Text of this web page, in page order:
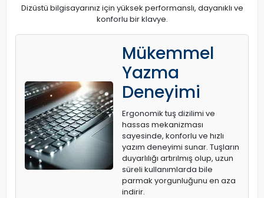
Dizüstü bilgisayarınız için yüksek performanslı, dayanıklı ve
konforlu bir klavye.
Mükemmel
Yazma
Deneyimi
Ergonomik tuş dizilimi ve
hassas mekanizması
sayesinde, konforlu ve hızlı
yazım deneyimi sunar. Tuşların
duyarlılığı artırılmış olup, uzun
süreli kullanımlarda bile
parmak yorgunluğunu en aza
indirir.